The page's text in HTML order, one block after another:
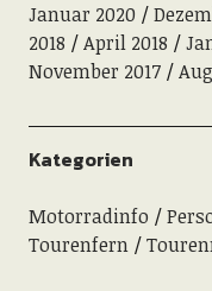
Januar 2020
2018
April 2018
November 2017
Kategorien
Motorradinfo
Tourenfern